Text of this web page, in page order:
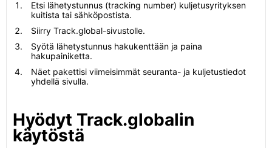
Etsi lähetystunnus (tracking number) kuljetusyrityksen
kuitista tai sähköpostista.
Siirry Track.global-sivustolle.
Syötä lähetystunnus hakukenttään ja paina
hakupainiketta.
Näet pakettisi viimeisimmät seuranta- ja kuljetustiedot
yhdellä sivulla.
Hyödyt Track.globalin
käytöstä